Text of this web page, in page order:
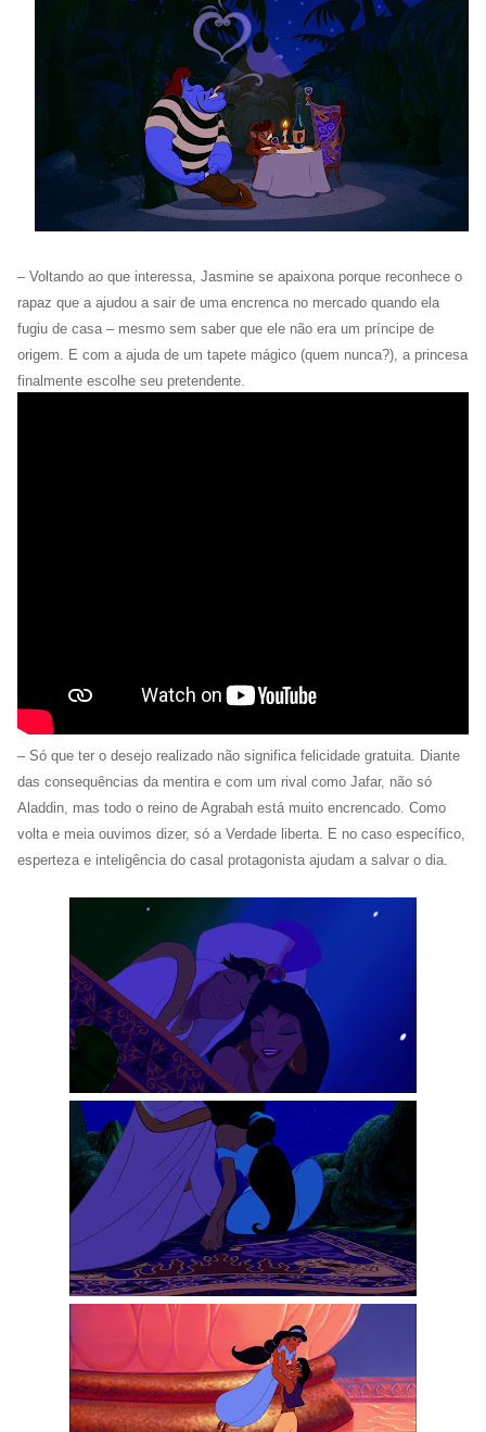
– Voltando ao que interessa, Jasmine se apaixona porque reconhece o
rapaz que a ajudou a sair de uma encrenca no mercado quando ela
fugiu de casa – mesmo sem saber que ele não era um príncipe de
origem. E com a ajuda de um tapete mágico (quem nunca?), a princesa
finalmente escolhe seu pretendente.
– Só que ter o desejo realizado não significa felicidade gratuita. Diante
das consequências da mentira e com um rival como Jafar, não só
Aladdin, mas todo o reino de Agrabah está muito encrencado. Como
volta e meia ouvimos dizer, só a Verdade liberta. E no caso específico,
esperteza e inteligência do casal protagonista ajudam a salvar o dia.